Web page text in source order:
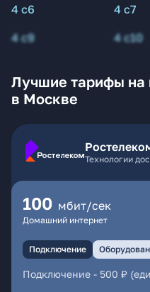
4 с6
4 с7
4 с9
4 с10
Лучшие тарифы на
в Москве
Технологии
100 мбит/сек
Домашний интернет
Подключение
Подключение - 500 ₽